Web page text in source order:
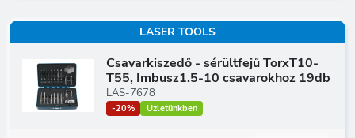
LASER TOOLS
Csavarkiszedő - sérültfejű TorxT10-
T55, Imbusz1.5-10 csavarokhoz 19db
LAS-7678
-20% Üzletünkben